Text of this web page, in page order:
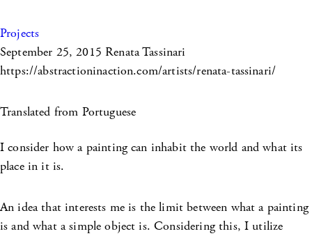
Projects
September 25, 2015Renata Tassinari
https://abstractioninaction.com/artists/renata-tassinari/
Translated from Portuguese
I consider how a painting can inhabit the world and what its
place in it is.
An idea that interests me is the limit between what a painting
is and what a simple object is. Considering this, I utilize